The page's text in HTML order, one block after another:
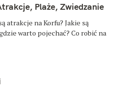
Plaże, Zwiedzanie
atrakcje na Korfu? Jakie są
warto pojechać? Co robić na